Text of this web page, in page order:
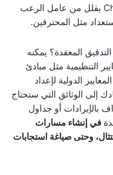
أفلام الرعب، ولكن ChatGPT يقلل من عامل الرعب
مثل المحترفين.
المعقدة؟ يمكنه
التنظيمية مثل مبادئ
الدولية لإعداد
إلى الوثائق التي ستحتاج
بالإيرادات أو جداول
في إنشاء مسارات
وحتى صياغة استجابات